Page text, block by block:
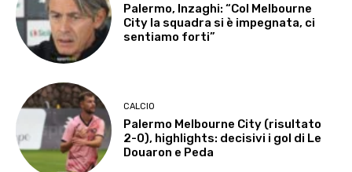
Palermo, Inzaghi: “Col Melbourne
City la squadra si è impegnata, ci
sentiamo forti”
CALCIO
Palermo Melbourne City (risultato
2-0), highlights: decisivi i gol di Le
Douaron e Peda